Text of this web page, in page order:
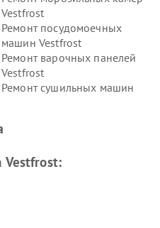
Vestfrost
Ремонт посудомоечных
машин Vestfrost
Ремонт варочных панелей
Vestfrost
Ремонт сушильных машин
Vestfrost: